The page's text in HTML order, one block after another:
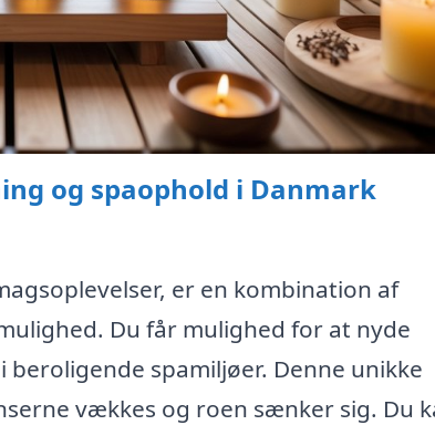
og spaophold i Danmark
er en kombination af
Du får mulighed for at nyde
spamiljøer. Denne unikke
vækkes og roen sænker sig. Du